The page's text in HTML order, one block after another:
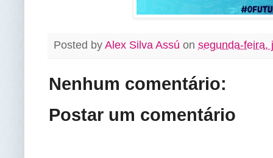
Posted by Alex Silva Assú on segunda-feira,
Nenhum comentário:
Postar um comentário